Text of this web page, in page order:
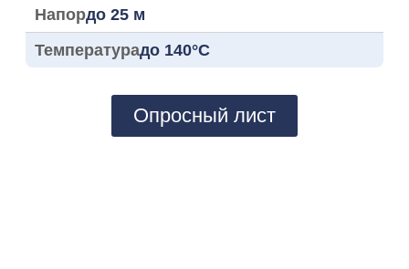
Напордо 25 м
Температурадо 140°C
Опросный лист